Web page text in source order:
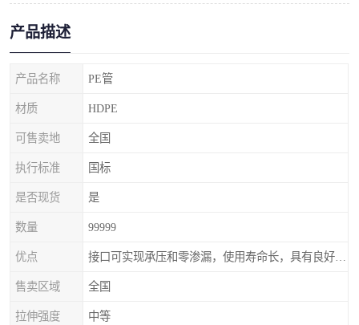
产品描述
产品名称 PE管
材质 HDPE
可售卖地 全国
执行标准 国标
是否现货 是
数量 99999
优点
售卖区域 全国
拉伸强度 中等